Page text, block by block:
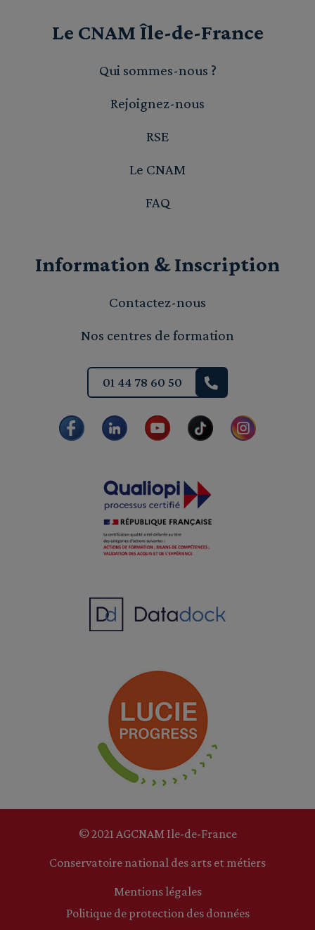
Le CNAM Île-de-France
Qui sommes-nous ?
Rejoignez-nous
RSE
Le CNAM
FAQ
Information & Inscription
Contactez-nous
Nos centres de formation
01 44 78 60 50
© 2021 AGCNAM Ile-de-France
Conservatoire national des arts et métiers
Mentions légales
Politique de protection des données